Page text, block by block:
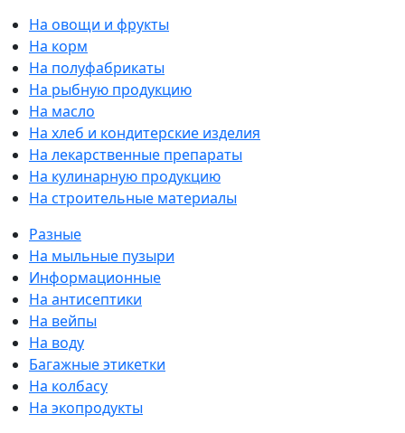
На овощи и фрукты
На корм
На полуфабрикаты
На рыбную продукцию
На масло
На хлеб и кондитерские изделия
На лекарственные препараты
На кулинарную продукцию
На строительные материалы
Разные
На мыльные пузыри
Информационные
На антисептики
На вейпы
На воду
Багажные этикетки
На колбасу
На экопродукты